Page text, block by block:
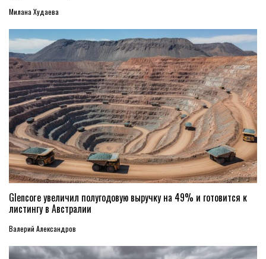
Милана Худаева
Glencore увеличил полугодовую выручку на 49% и готовится к
листингу в Австралии
Валерий Александров